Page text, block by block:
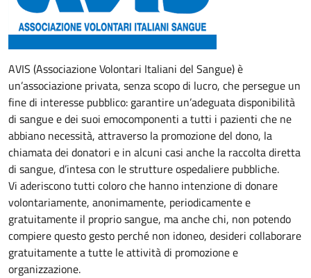
AVIS (Associazione Volontari Italiani del Sangue) è
un’associazione privata, senza scopo di lucro, che persegue un
fine di interesse pubblico: garantire un’adeguata disponibilità
di sangue e dei suoi emocomponenti a tutti i pazienti che ne
abbiano necessità, attraverso la promozione del dono, la
chiamata dei donatori e in alcuni casi anche la raccolta diretta
di sangue, d’intesa con le strutture ospedaliere pubbliche.
Vi aderiscono tutti coloro che hanno intenzione di donare
volontariamente, anonimamente, periodicamente e
gratuitamente il proprio sangue, ma anche chi, non potendo
compiere questo gesto perché non idoneo, desideri collaborare
gratuitamente a tutte le attività di promozione e
organizzazione.